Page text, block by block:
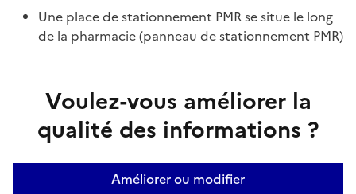
Une place de stationnement PMR se situe le long
de la pharmacie (panneau de stationnement PMR)
Voulez-vous améliorer la
qualité des informations ?
Améliorer ou modifier